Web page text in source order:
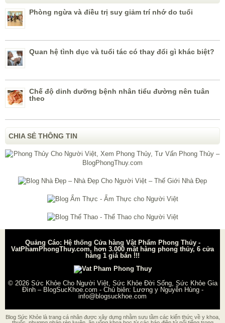
Phòng ngừa và điều trị suy giảm trí nhớ do tuổi
Quan hệ tình dục và tuổi tác có thay đổi gì khác biệt?
Chế độ dinh dưỡng bệnh nhân tiểu đường nên tuân
theo
CHIA SẺ THÔNG TIN
Quảng Cáo: Hệ thống Cửa hàng Vật Phẩm Phong Thủy -
VatPhamPhongThuy.com, hơn 3.000 mặt hàng phong thủy, 6 cửa
hàng 1 giá bán !!!
© 2026 Sức Khỏe Cho Người Việt, Sức Khỏe Đời Sống, Sức Khỏe Gia
Đình – BlogSucKhoe.com - Chủ biên: Lương y Nguyễn Hùng-
info@blogsuckhoe.com
Blog Sức Khỏe là trang cá nhân được xây dựng nhằm sưu tầm các kiến thức về y khoa,